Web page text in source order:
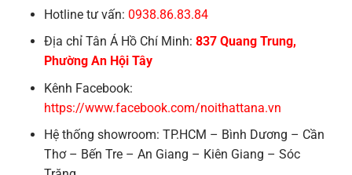
Hotline tư vấn: 0938.86.83.84
Địa chỉ Tân Á Hồ Chí Minh: 837 Quang Trung,
Phường An Hội Tây
Kênh Facebook:
https://www.facebook.com/noithattana.vn
Hệ thống showroom: TP.HCM – Bình Dương – Cần
Thơ – Bến Tre – An Giang – Kiên Giang – Sóc